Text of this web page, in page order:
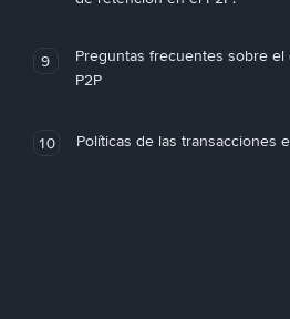
9
Preguntas frecuentes sobre
P2P
10 Políticas de las transacciones